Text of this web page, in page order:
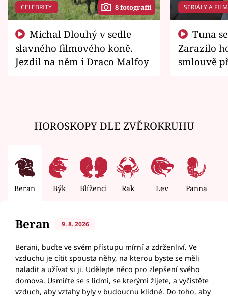
CELEBRITY 8 fotografií
slavného filmového koně.
Jezdil na něm i Draco Malfoy
SERIÁLY A
Zarazilo
smlouvě
HOROSKOPY DLE ZVĚROKRUHU
Beran Býk Blíženci Rak Lev Panna
Beran 9. 8. 2026
Berani, buďte ve svém přístupu mírní a zdrženliví. Ve
vzduchu je cítit spousta něhy, na kterou byste se měli
naladit a užívat si ji. Udělejte něco pro zlepšení svého
domova. Usmiřte se s lidmi, se kterými žijete, a vyčistěte
vzduch, aby vztahy byly v budoucnu klidné. Do toho, aby